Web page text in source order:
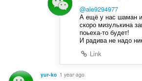
@ale9294977
А ещё у нас шаман
скоро мизулькина
поьеха-то будет!
И радива не надо
Link
yur-ko 1 year ago